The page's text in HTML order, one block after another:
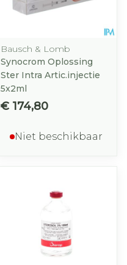
Bausch & Lomb
Synocrom Oplossing
Ster Intra Artic.injectie
5x2ml
€ 174,80
Niet beschikbaar